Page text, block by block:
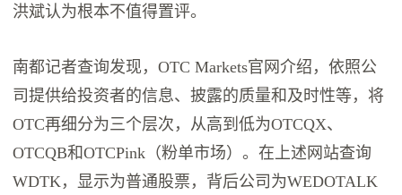
洪斌认为根本不值得置评。
南都记者查询发现，OTC Markets官网介绍，依照公
司提供给投资者的信息、披露的质量和及时性等，将
OTC再细分为三个层次，从高到低为OTCQX、
OTCQB和OTCPink（粉单市场）。在上述网站查询
WDTK，显示为普通股票，背后公司为WEDOTALK